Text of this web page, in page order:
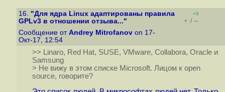
16. "Для ядра Linux адаптированы правила
GPLv3 в отношении отзыва..."
+9
+ / –
Сообщение от Andrey Mitrofanov on 17-
Окт-17, 12:54
>> Linaro, Red Hat, SUSE, VMware, Collabora, Oracle и
Samsung
> Не вижу в этом списке Microsoft. Лицом к open
source, говорите?